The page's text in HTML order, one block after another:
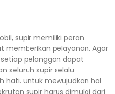
supir memiliki peran
memberikan pelayanan. Agar
pelanggan dapat
seluruh supir selalu
hati. untuk mewujudkan hal
supir harus dimulai dari